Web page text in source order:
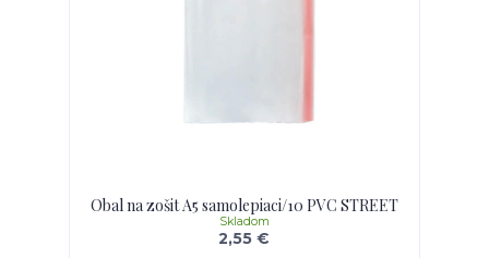
Obal na zošit A5 samolepiaci/10 PVC STREET
2,55 €
Skladom